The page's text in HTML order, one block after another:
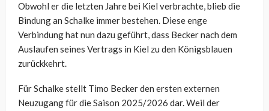
Obwohl er die letzten Jahre bei Kiel verbrachte, blieb die
Bindung an Schalke immer bestehen. Diese enge
Verbindung hat nun dazu geführt, dass Becker nach dem
Auslaufen seines Vertrags in Kiel zu den Königsblauen
zurückkehrt.
Für Schalke stellt Timo Becker den ersten externen
Neuzugang für die Saison 2025/2026 dar. Weil der